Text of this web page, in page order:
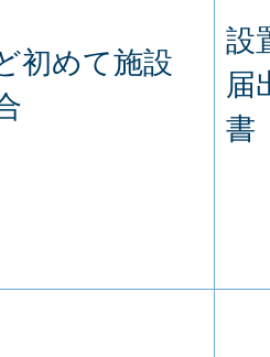
初めて施設
設
届
書